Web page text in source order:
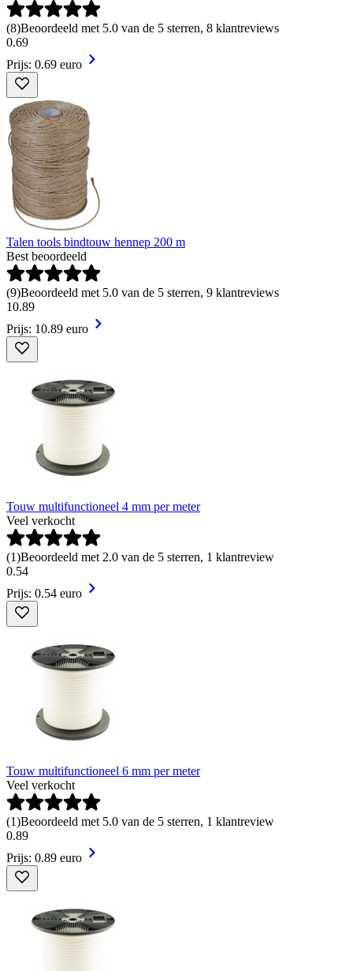
(8)Beoordeeld met 5.0 van de 5 sterren, 8 klantreviews
0.69
Prijs: 0.69 euro
Talen tools bindtouw hennep 200 m
Best beoordeeld
(9)Beoordeeld met 5.0 van de 5 sterren, 9 klantreviews
10.89
Prijs: 10.89 euro
Touw multifunctioneel 4 mm per meter
Veel verkocht
(1)Beoordeeld met 2.0 van de 5 sterren, 1 klantreview
0.54
Prijs: 0.54 euro
Touw multifunctioneel 6 mm per meter
Veel verkocht
(1)Beoordeeld met 5.0 van de 5 sterren, 1 klantreview
0.89
Prijs: 0.89 euro